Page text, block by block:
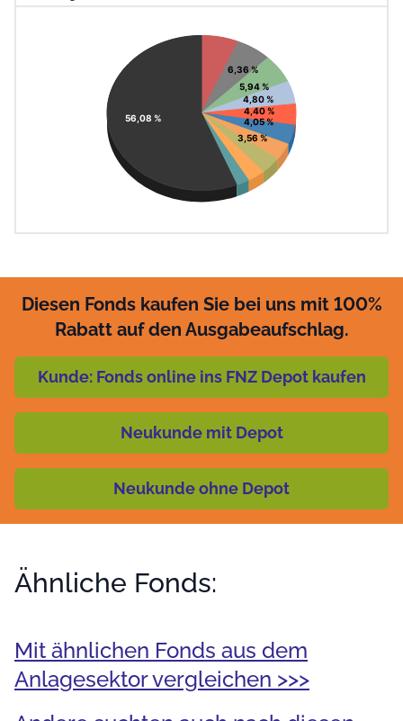
Pie chart with 11 slices.
View as data table, Chart
6,36 %
5,94 %
4,80 %
4,40 %
4,05 %
3,56 %
56,08 %
Diesen Fonds kaufen Sie bei uns mit 100%
Rabatt auf den Ausgabeaufschlag.
Kunde: Fonds online ins FNZ Depot kaufen
Neukunde mit Depot
Neukunde ohne Depot
Ähnliche Fonds:
Mit ähnlichen Fonds aus dem
Anlagesektor vergleichen >>>